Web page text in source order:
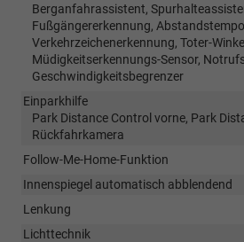
Berganfahrassistent,
Fußgängererkennung,
Verkehrzeichenerkennung, Toter-
Müdigkeitserkennungs-Sensor,
Geschwindigkeitsbegrenzer
Einparkhilfe
Park Distance Control vorne, Park
Rückfahrkamera
Follow-Me-Home-Funktion
Innenspiegel automatisch abblendend
Lenkung
Lichttechnik